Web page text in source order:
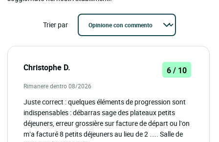
Trier par
Christophe D. 6 / 10
Rimanere dentro 08/2026
Juste correct : quelques éléments de progression sont
indispensables : débarras sage des plateaux petits
déjeuners, erreur grossière sur facture de départ ou l’on
m’a facturé 8 petits déjeuners au lieu de 2 …. Salle de